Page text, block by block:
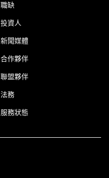
職缺
投資人
新聞媒體
合作夥伴
聯盟夥伴
法務
服務狀態